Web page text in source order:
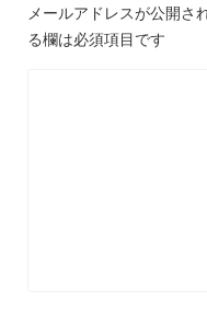
メールアドレスが公開さ
る欄は必須項目です